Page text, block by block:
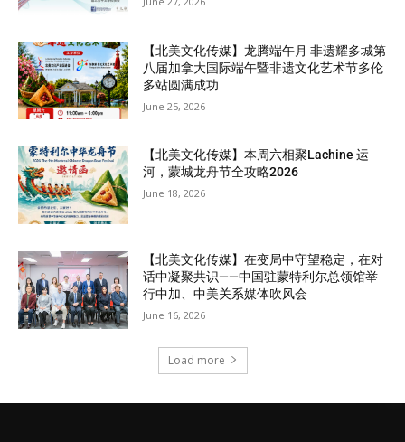
【北美文化传媒】龙腾端午月 非遗耀多城第
八届加拿大国际端午暨非遗文化艺术节多伦
多站圆满成功
June 25, 2026
【北美文化传媒】本周六相聚Lachine 运
河，蒙城龙舟节全攻略2026
June 18, 2026
【北美文化传媒】在变局中守望稳定，在对
话中凝聚共识——中国驻蒙特利尔总领馆举
行中加、中美关系媒体吹风会
June 16, 2026
Load more